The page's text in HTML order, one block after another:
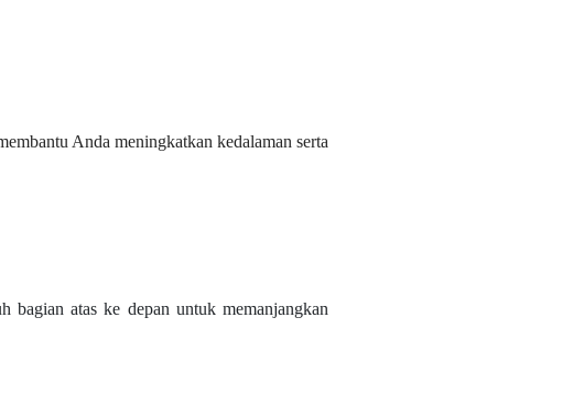
Anda meningkatkan kedalaman serta
bagian atas ke depan untuk memanjangkan